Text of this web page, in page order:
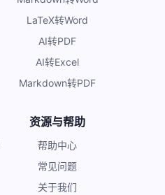
LaTeX转Word
AI转PDF
AI转Excel
Markdown转PDF
资源与帮助
帮助中心
常见问题
关于我们